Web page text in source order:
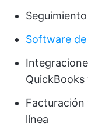
Software
QuickBooks
Facturación
línea